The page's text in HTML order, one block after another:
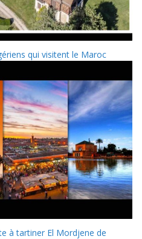
qui visitent le Maroc
à tartiner El Mordjene de